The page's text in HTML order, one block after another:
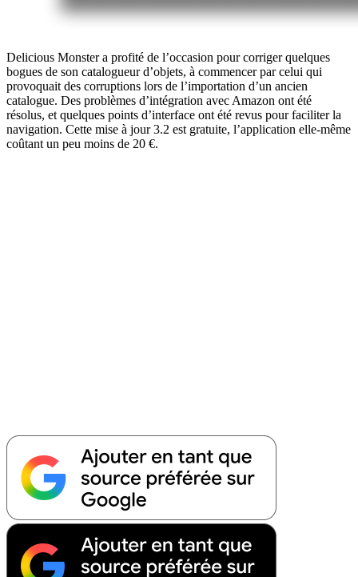
Delicious Monster a profité de l’occasion pour corriger quelques
bogues de son catalogueur d’objets, à commencer par celui qui
provoquait des corruptions lors de l’importation d’un ancien
catalogue. Des problèmes d’intégration avec Amazon ont été
résolus, et quelques points d’interface ont été revus pour faciliter la
navigation. Cette mise à jour 3.2 est gratuite, l’application elle-même
coûtant un peu moins de 20 €.